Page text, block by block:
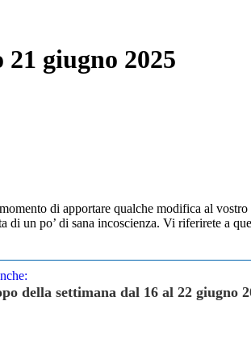
21 giugno 2025
di apportare qualche modifica al
di un po’ di sana incoscienza. Vi riferirete a
della settimana dal 16 al 22 giugno